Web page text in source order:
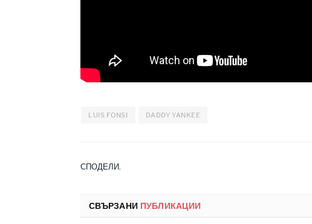
LUIS FONSI DADDY YANKEE
СПОДЕЛИ.
СВЪРЗАНИ ПУБЛИКАЦИИ